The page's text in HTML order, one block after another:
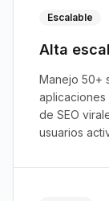
Escalable
Alta
Manejo 50+
aplicaciones
de SEO
usuarios